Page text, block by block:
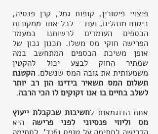
פיצויי פיטורין, קופות גמל, קרן פנסיה,
ביטוח מנהלים, ועוד - לכל אחד ממקורות
הכספים העומדים לרשותנו במעמד
הפרישה חוקי מס משלו. תכנון נכון של
אופן משיכת הכספים המתחשב במה
שמתיר החוק לבצע יכול להקטין
משמעותית את גובה המס שנשלם. הקטנת
תשלום המס תשאיר בידינו הון רב יותר
לשלב בחיים בו אנו זקוקים לו הכי הרבה.
אחת הדוגמאות לחשיבות שבקבלת ייעוץ
מס וליווי פנסיוני לפני פרישה היא